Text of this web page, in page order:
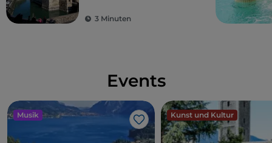
3 Minuten
Events
Musik
Like
Kunst und Kultur